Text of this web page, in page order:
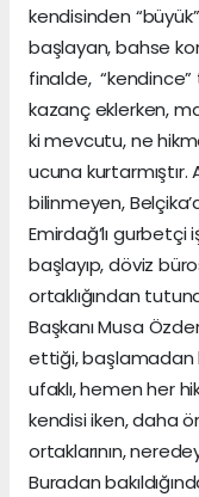
kendisinden
başlayan, bahse
finalde, “kendince”
kazanç eklerken,
ki mevcutu, ne
ucuna
bilinmeyen,
Emirdağ’lı gurbetçi
başlayıp, döviz
ortaklığından
Başkanı Musa
ettiği, başlamadan
ufaklı, hemen her
kendisi iken, daha
ortaklarının,
Buradan